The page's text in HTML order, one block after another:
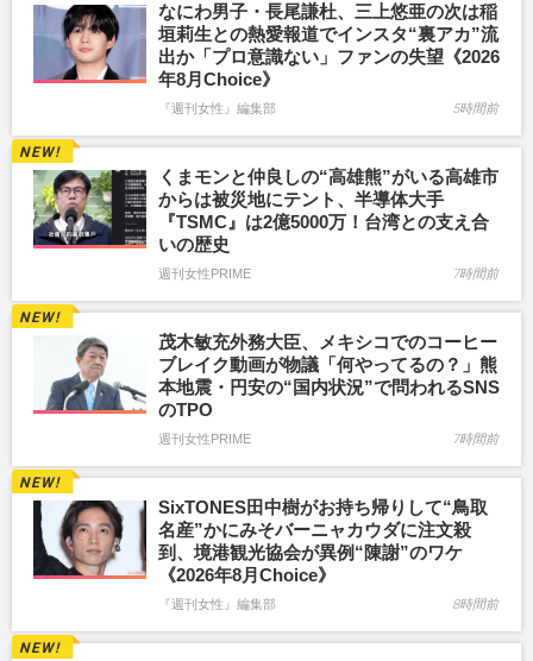
なにわ男子・長尾謙杜、三上悠亜の次は稲
垣莉生との熱愛報道でインスタ“裏アカ”流
出か「プロ意識ない」ファンの失望《2026
年8月Choice》
『週刊女性』編集部 5時間前
くまモンと仲良しの“高雄熊”がいる高雄市
からは被災地にテント、半導体大手
『TSMC』は2億5000万！台湾との支え合
いの歴史
週刊女性PRIME 7時間前
茂木敏充外務大臣、メキシコでのコーヒー
ブレイク動画が物議「何やってるの？」熊
本地震・円安の“国内状況”で問われるSNS
のTPO
週刊女性PRIME 7時間前
SixTONES田中樹がお持ち帰りして“鳥取
名産”かにみそバーニャカウダに注文殺
到、境港観光協会が異例“陳謝”のワケ
《2026年8月Choice》
『週刊女性』編集部 8時間前